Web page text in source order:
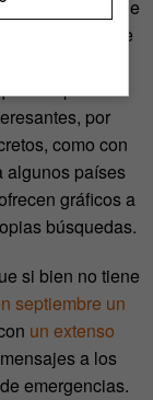
búsqueda, sigue
Google
el lector y
no aporta
por
como con
algunos países
gráficos a
búsquedas.
si bien no tiene
septiembre un
un extenso
a los
emergencias.